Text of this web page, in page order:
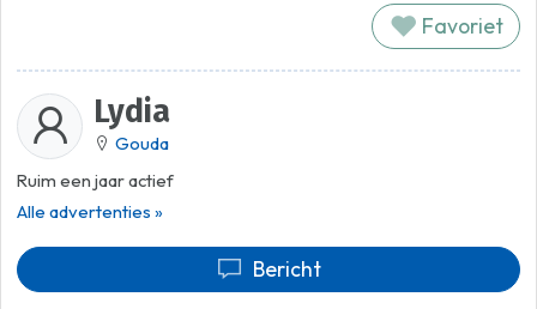
Favoriet
Lydia
Gouda
Ruim een jaar actief
Alle advertenties »
Bericht